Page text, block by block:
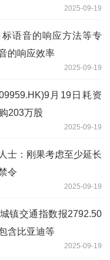
2025-09-19
语音的响应方法等专
的响应效率
2025-09-19
月19日耗资
203万股
2025-09-19
士：刚果考虑至少延长
令
2025-09-19
镇交通指数报2792.50
含比亚迪等
2025-09-19